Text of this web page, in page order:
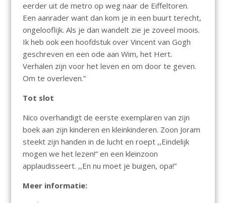
eerder uit de metro op weg naar de Eiffeltoren.
Een aanrader want dan kom je in een buurt terecht,
ongelooflijk. Als je dan wandelt zie je zoveel moois.
Ik heb ook een hoofdstuk over Vincent van Gogh
geschreven en een ode aan Wim, het Hert.
Verhalen zijn voor het leven en om door te geven.
Om te overleven.”
Tot slot
Nico overhandigt de eerste exemplaren van zijn
boek aan zijn kinderen en kleinkinderen. Zoon Joram
steekt zijn handen in de lucht en roept ,,Eindelijk
mogen we het lezen!” en een kleinzoon
applaudisseert. ,,En nu moet je buigen, opa!”
Meer informatie: